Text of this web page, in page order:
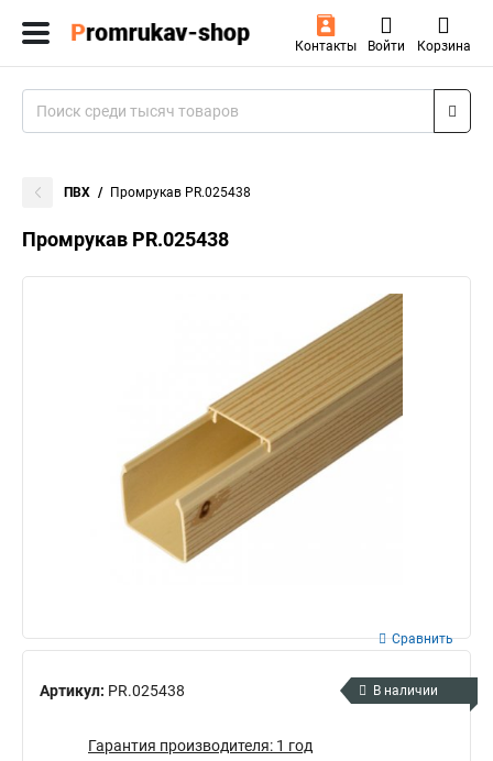
Контакты Войти Корзина
ПВХ Промрукав PR.025438
Промрукав PR.025438
Артикул: PR.025438
Сравнить
В наличии
Гарантия производителя: 1 год